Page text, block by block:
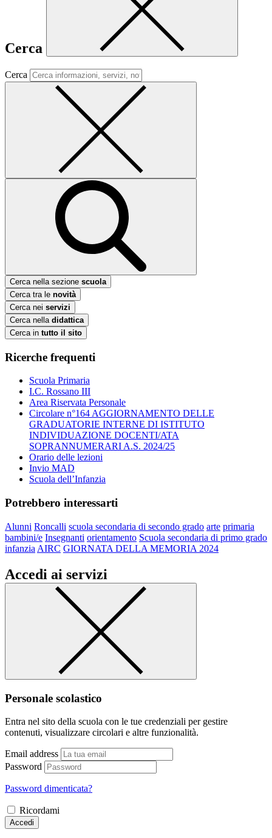
Cerca
Cerca
Cerca nella sezione scuola
Cerca tra le novità
Cerca nei servizi
Cerca nella didattica
Cerca in tutto il sito
Ricerche frequenti
Scuola Primaria
I.C. Rossano III
Area Riservata Personale
Circolare n°164 AGGIORNAMENTO DELLE
GRADUATORIE INTERNE DI ISTITUTO
INDIVIDUAZIONE DOCENTI/ATA
SOPRANNUMERARI A.S. 2024/25
Orario delle lezioni
Invio MAD
Scuola dell’Infanzia
Potrebbero interessarti
Alunni Roncalli scuola secondaria di secondo grado arte primaria
bambini/e Insegnanti orientamento Scuola secondaria di primo grado
infanzia AIRC GIORNATA DELLA MEMORIA 2024
Accedi ai servizi
Personale scolastico
Entra nel sito della scuola con le tue credenziali per gestire
contenuti, visualizzare circolari e altre funzionalità.
Email address
Password
Password dimenticata?
Ricordami
Accedi